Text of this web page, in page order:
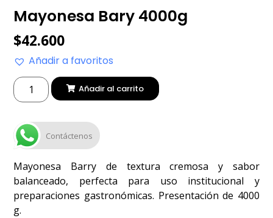
Mayonesa Bary 4000g
$42.600
Añadir a favoritos
Añadir al carrito
Contáctenos
Mayonesa Barry de textura cremosa y sabor
balanceado, perfecta para uso institucional y
preparaciones gastronómicas. Presentación de 4000
g.